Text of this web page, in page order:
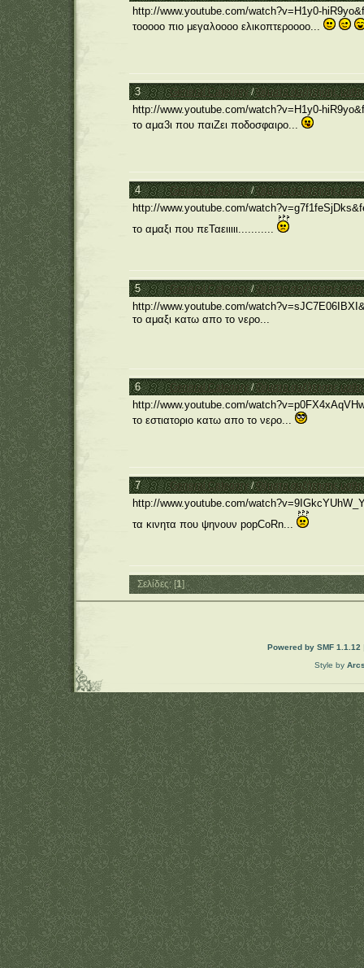
http://www.youtube.com/watch?v=H1y0-
τοοοοο πιο μεγαλοοοο ελικοπτεροοοο...
3 General Category/Θέματα συζήτησης
http://www.youtube.com/watch?v=H1y0-
το αμα3ι που παιΖει ποδοσφαιρο...
4 General Category/Θέματα συζήτησης
http://www.youtube.com/
το αμαξι που πεΤαειιιιι...........
5 General Category/Θέματα συζήτησης
http://www.youtube.com/
το αμαξι κατω απο το νερο...
6 General Category/Θέματα συζήτησης
http://www.youtube.com/
το εστιατοριο κατω απο το νερο...
7 General Category/Θέματα συζήτησης
http://www.youtube.com/
τα κινητα που ψηνουν popCoRn...
Σελίδες: [1]
Powered by SMF 1.1.12
Style by